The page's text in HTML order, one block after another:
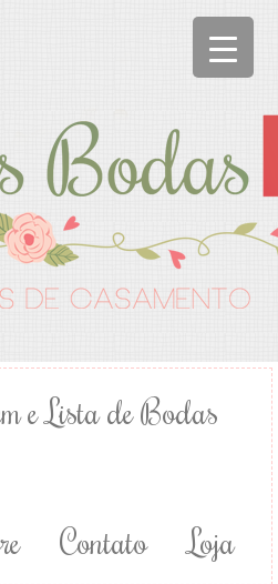
e Lista de Bodas
Contato Loja